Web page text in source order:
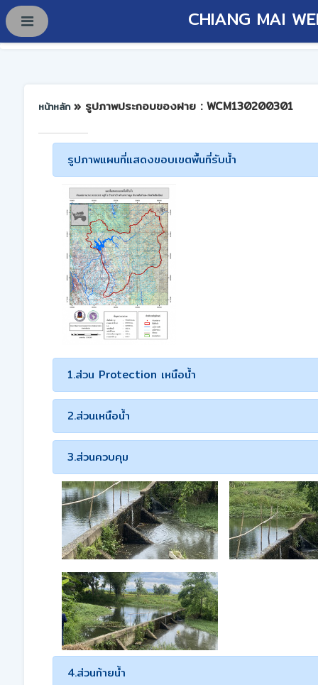
CHIANG MAI
หน้าหลัก » รูปภาพประกอบของฝาย : WCM130200301
รูปภาพแผนที่แสดงขอบเขตพื้นที่รับน้ำ
1.ส่วน Protection เหนือน้ำ
2.ส่วนเหนือน้ำ
3.ส่วนควบคุม
4.ส่วนท้ายน้ำ